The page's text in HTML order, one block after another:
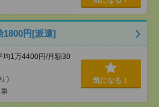
1800円[派遣]
1万4400円/月額30
）
気になる！